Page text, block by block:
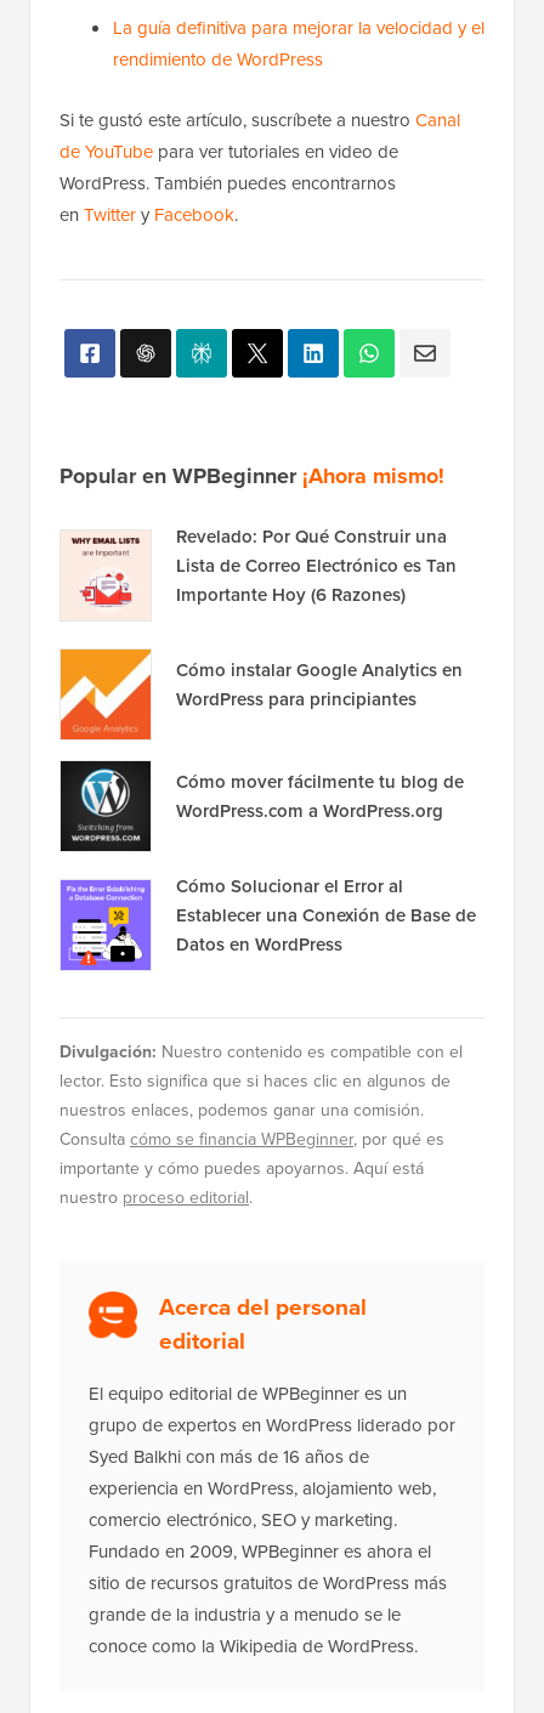
La guía definitiva para mejorar la velocidad y el
rendimiento de WordPress
Si te gustó este artículo, suscríbete a nuestro Canal
de YouTube para ver tutoriales en video de
WordPress. También puedes encontrarnos
en Twittery Facebook.
Popular en WPBeginner¡Ahora mismo!
Revelado: Por Qué Construir una
Lista de Correo Electrónico es Tan
Importante Hoy (6 Razones)
Cómo instalar Google Analytics en
WordPress para principiantes
Cómo mover fácilmente tu blog de
WordPress.com a WordPress.org
Cómo Solucionar el Error al
Establecer una Conexión de Base de
Datos en WordPress
Divulgación: Nuestro contenido es compatible con el
lector. Esto significa que si haces clic en algunos de
nuestros enlaces, podemos ganar una comisión.
Consultacómo se financia WPBeginner, por qué es
importante y cómo puedes apoyarnos. Aquí está
nuestro proceso editorial.
Acerca del personal
editorial
El equipo editorial de WPBeginner es un
grupo de expertos en WordPress liderado por
Syed Balkhi con más de 16 años de
experiencia en WordPress, alojamiento web,
comercio electrónico, SEO y marketing.
Fundado en 2009, WPBeginner es ahora el
sitio de recursos gratuitos de WordPress más
grande de la industria y a menudo se le
conoce como la Wikipedia de WordPress.